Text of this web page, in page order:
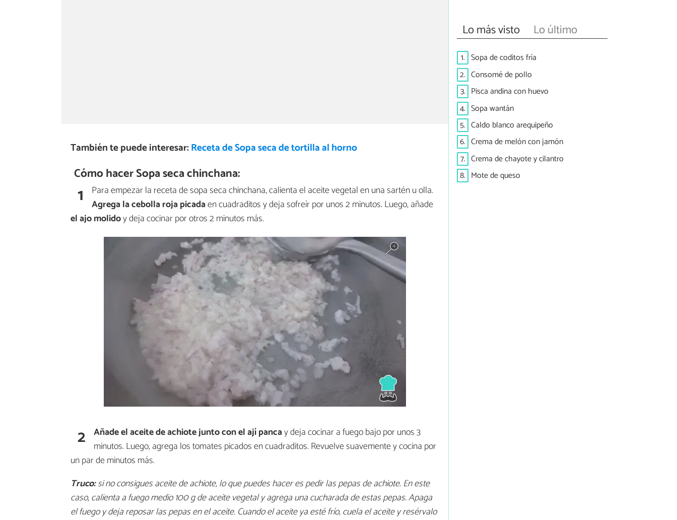
También te puede interesar:Receta de Sopa seca de tortilla al horno
Cómo hacer Sopa seca chinchana:
1
Para empezar la receta de sopa seca chinchana, calienta el aceite vegetal en una sartén u olla.
Agrega la cebolla roja picadaen cuadraditos y deja sofreír por unos 2 minutos. Luego, añade
el ajo molidoy deja cocinar por otros 2 minutos más.
2 Añade el aceite de achiote junto con el ají pancay deja cocinar a fuego bajo por unos 3
minutos. Luego, agrega los tomates picados en cuadraditos. Revuelve suavemente y cocina por
un par de minutos más.
Truco:si no consigues aceite de achiote, lo que puedes hacer es pedir las pepas de achiote. En este
caso, calienta a fuego medio 100 g de aceite vegetal y agrega una cucharada de estas pepas. Apaga
el fuego y deja reposar las pepas en el aceite. Cuando el aceite ya esté frío, cuela el aceite y resérvalo
Lo más visto Lo último
1. Sopa de coditos fría
2. Consomé de pollo
3. Pisca andina con huevo
4. Sopa wantán
5. Caldo blanco arequipeño
6. Crema de melón con jamón
7. Crema de chayote y cilantro
8. Mote de queso